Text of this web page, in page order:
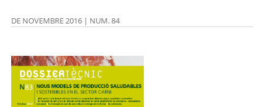
DE NOVEMBRE 2016 | NUM. 84